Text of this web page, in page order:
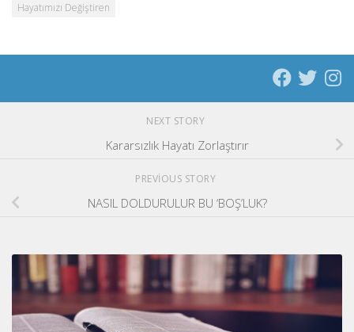
Hayatımızı Değiştiren
NEXT STORY
Kararsızlık Hayatı Zorlaştırır
PREVIOUS STORY
NASIL DOLDURULUR BU ‘BOŞ’LUK?